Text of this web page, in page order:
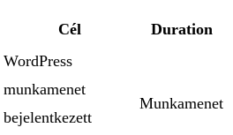
Cél Duration
WordPress
munkamenet
bejelentkezett
Munkamenet